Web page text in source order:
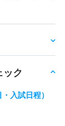
ック
入試日程）